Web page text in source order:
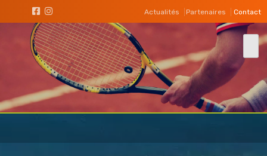
Actualités Partenaires Contact